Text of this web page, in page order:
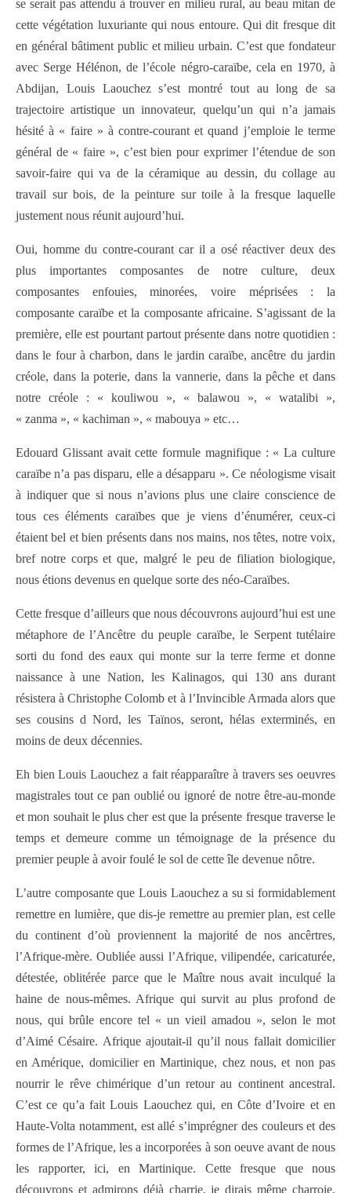
se serait pas attendu à trouver en milieu rural, au beau mitan de
cette végétation luxuriante qui nous entoure. Qui dit fresque dit
en général bâtiment public et milieu urbain. C’est que fondateur
avec Serge Hélénon, de l’école négro-caraïbe, cela en 1970, à
Abdijan, Louis Laouchez s’est montré tout au long de sa
trajectoire artistique un innovateur, quelqu’un qui n’a jamais
hésité à « faire » à contre-courant et quand j’emploie le terme
général de « faire », c’est bien pour exprimer l’étendue de son
savoir-faire qui va de la céramique au dessin, du collage au
travail sur bois, de la peinture sur toile à la fresque laquelle
justement nous réunit aujourd’hui.
Oui, homme du contre-courant car il a osé réactiver deux des
plus importantes composantes de notre culture, deux
composantes enfouies, minorées, voire méprisées : la
composante caraïbe et la composante africaine. S’agissant de la
première, elle est pourtant partout présente dans notre quotidien :
dans le four à charbon, dans le jardin caraïbe, ancêtre du jardin
créole, dans la poterie, dans la vannerie, dans la pêche et dans
notre créole : « kouliwou », « balawou », « watalibi »,
« zanma », « kachiman », « mabouya » etc…
Edouard Glissant avait cette formule magnifique : « La culture
caraïbe n’a pas disparu, elle a désapparu ». Ce néologisme visait
à indiquer que si nous n’avions plus une claire conscience de
tous ces éléments caraïbes que je viens d’énumérer, ceux-ci
étaient bel et bien présents dans nos mains, nos têtes, notre voix,
bref notre corps et que, malgré le peu de filiation biologique,
nous étions devenus en quelque sorte des néo-Caraïbes.
Cette fresque d’ailleurs que nous découvrons aujourd’hui est une
métaphore de l’Ancêtre du peuple caraïbe, le Serpent tutélaire
sorti du fond des eaux qui monte sur la terre ferme et donne
naissance à une Nation, les Kalinagos, qui 130 ans durant
résistera à Christophe Colomb et à l’Invincible Armada alors que
ses cousins d Nord, les Taïnos, seront, hélas exterminés, en
moins de deux décennies.
Eh bien Louis Laouchez a fait réapparaître à travers ses oeuvres
magistrales tout ce pan oublié ou ignoré de notre être-au-monde
et mon souhait le plus cher est que la présente fresque traverse le
temps et demeure comme un témoignage de la présence du
premier peuple à avoir foulé le sol de cette île devenue nôtre.
L’autre composante que Louis Laouchez a su si formidablement
remettre en lumière, que dis-je remettre au premier plan, est celle
du continent d’où proviennent la majorité de nos ancêrtres,
l’Afrique-mère. Oubliée aussi l’Afrique, vilipendée, caricaturée,
détestée, oblitérée parce que le Maître nous avait inculqué la
haine de nous-mêmes. Afrique qui survit au plus profond de
nous, qui brûle encore tel « un vieil amadou », selon le mot
d’Aimé Césaire. Afrique ajoutait-il qu’il nous fallait domicilier
en Amérique, domicilier en Martinique, chez nous, et non pas
nourrir le rêve chimérique d’un retour au continent ancestral.
C’est ce qu’a fait Louis Laouchez qui, en Côte d’Ivoire et en
Haute-Volta notamment, est allé s’imprégner des couleurs et des
formes de l’Afrique, les a incorporées à son oeuve avant de nous
les rapporter, ici, en Martinique. Cette fresque que nous
découvrons et admirons déjà charrie, je dirais même charroie,